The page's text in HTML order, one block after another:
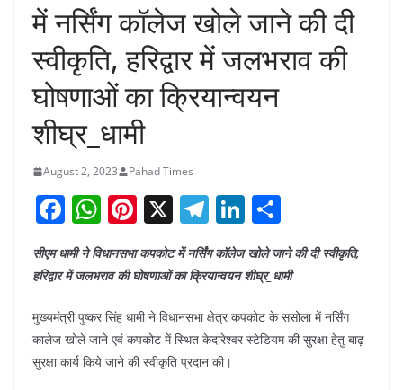
में नर्सिंग कॉलेज खोले जाने की दी
स्वीकृति, हरिद्वार में जलभराव की
घोषणाओं का क्रियान्वयन
शीघ्र_धामी
August 2, 2023 Pahad Times
F
a
c
b
o
W
h
at
A
p
Pi
er
st
X T
el
e
a
m
Li
n
k
dI
n
h
ar
सीएम धामी ने विधानसभा कपकोट में नर्सिंग कॉलेज खोले जाने की दी स्वीकृति,
हरिद्वार में जलभराव की घोषणाओं का क्रियान्वयन शीघ्र_धामी
मुख्यमंत्री पुष्कर सिंह धामी ने विधानसभा क्षेत्र कपकोट के ससोला में नर्सिंग
कालेज खोले जाने एवं कपकोट में स्थित केदारेश्वर स्टेडियम की सुरक्षा हेतु बाढ़
सुरक्षा कार्य किये जाने की स्वीकृति प्रदान की।